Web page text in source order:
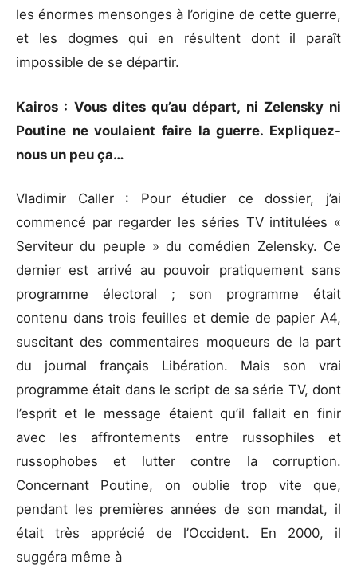
les énormes mensonges à l’origine de cette guerre,
et les dogmes qui en résultent dont il paraît
impossible de se départir.
Kairos : Vous dites qu’au départ, ni Zelensky ni
Poutine ne voulaient faire la guerre. Expliquez-
nous un peu ça…
Vladimir Caller : Pour étudier ce dossier, j’ai
commencé par regarder les séries TV intitulées «
Serviteur du peuple » du comédien Zelensky. Ce
dernier est arrivé au pouvoir pratiquement sans
programme électoral ; son programme était
contenu dans trois feuilles et demie de papier A4,
suscitant des commentaires moqueurs de la part
du journal français Libération. Mais son vrai
programme était dans le script de sa série TV, dont
l’esprit et le message étaient qu’il fallait en finir
avec les affrontements entre russophiles et
russophobes et lutter contre la corruption.
Concernant Poutine, on oublie trop vite que,
pendant les premières années de son mandat, il
était très apprécié de l’Occident. En 2000, il
suggéra même à